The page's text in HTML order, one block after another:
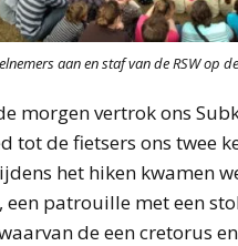
aan en staf van de RSW op
morgen vertrok ons
tot de fietsers ons twee
het hiken kwamen
een patrouille met een
de een cretorus